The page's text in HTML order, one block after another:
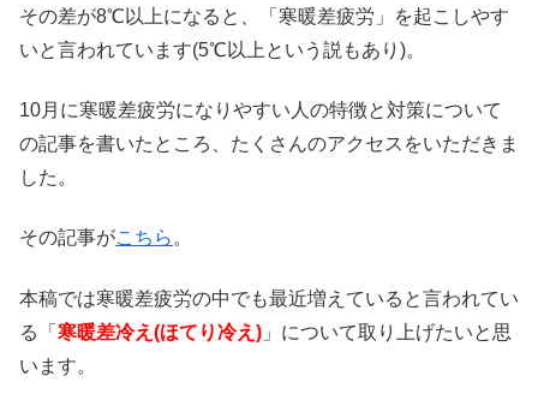
その差が8℃以上になると、「寒暖差疲労」を起こしやす
いと言われています(5℃以上という説もあり)。
10月に寒暖差疲労になりやすい人の特徴と対策について
の記事を書いたところ、たくさんのアクセスをいただきま
した。
その記事がこちら 。
本稿では寒暖差疲労の中でも最近増えていると言われてい
る「 寒暖差冷え (ほてり冷え) 」について取り上げたいと思
います。